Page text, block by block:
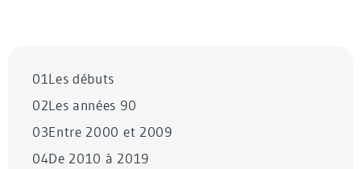
01Les débuts
02Les années 90
03Entre 2000 et 2009
04De 2010 à 2019